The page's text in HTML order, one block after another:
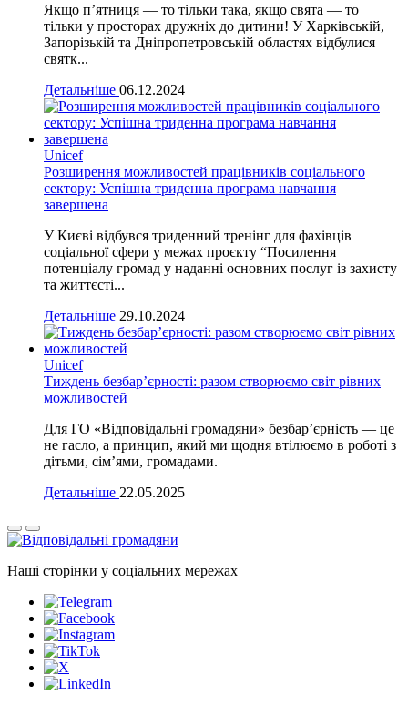
Якщо п’ятниця — то тільки така, якщо свята — то
тільки у просторах дружніх до дитини! У Харківській,
Запорізькій та Дніпропетровській областях відбулися
святк...
Детальніше 06.12.2024
Unicef
Розширення можливостей працівників соціального
сектору: Успішна триденна програма навчання
завершена
У Києві відбувся триденний тренінг для фахівців
соціальної сфери у межах проєкту “Посилення
потенціалу громад у наданні основних послуг із захисту
та життєсті...
Детальніше 29.10.2024
Unicef
Тиждень безбар’єрності: разом створюємо світ рівних
можливостей
Для ГО «Відповідальні громадяни» безбар’єрність — це
не гасло, а принцип, який ми щодня втілюємо в роботі з
дітьми, сім’ями, громадами.
Детальніше 22.05.2025
Наші сторінки у соціальних мережах